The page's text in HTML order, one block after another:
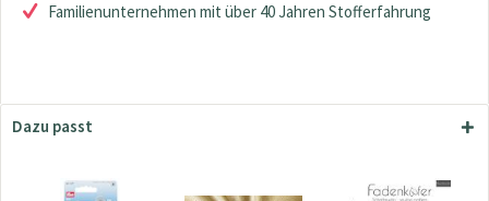
Familienunternehmen mit über 40 Jahren Stofferfahrung
Dazu passt